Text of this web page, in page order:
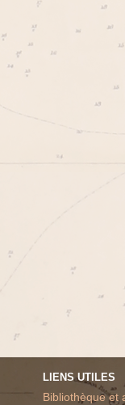
LIENS UTILES
Bibliothèque et